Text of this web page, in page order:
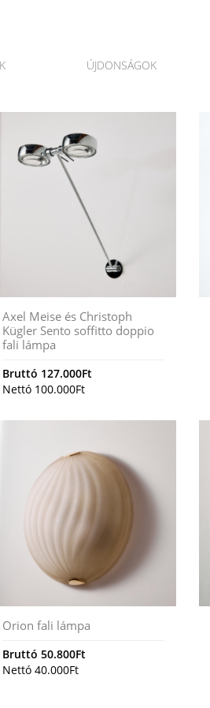
ÚJDONSÁGOK
Axel Meise és Christoph
Kügler Sento soffitto doppio
fali lámpa
Bruttó 127.000Ft
Nettó 100.000Ft
Orion fali lámpa
Bruttó50.800Ft
Nettó40.000Ft